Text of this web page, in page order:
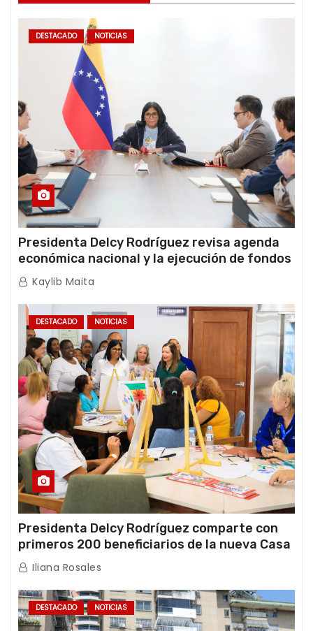
DESTACADO NOTICIAS
Presidenta Delcy Rodríguez revisa agenda
económica nacional y la ejecución de fondos
de emergencia post-sismos
Kaylib Maita
DESTACADO NOTICIAS
Presidenta Delcy Rodríguez comparte con
primeros 200 beneficiarios de la nueva Casa
de los Abuelos “La Primavera” en Caracas
Iliana Rosales
DESTACADO NOTICIAS